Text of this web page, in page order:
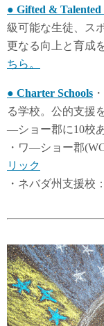
● Gifted &
級可能な生徒、ス
更なる向上と育成
ちら。
● Charter Schools
る学校。公的支援
―ショー郡に10校
・ワ―ショー郡
リック
・ネバダ州支援校